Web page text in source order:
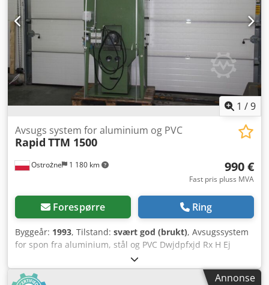
1 /9
Ostrożne 1 180 km
Avsugs system for aluminium og PVC
Rapid TTM 1500
990 €
Fast pris pluss MVA
Forespørre Ring
Byggeår: 1993, Tilstand: svært god (brukt), Avsugssystem
for spon fra aluminium, stål og PVC Dwjdpfxjd Rx H Ej
Aavea Dimensjoner: 800x1000x2370
Annonse